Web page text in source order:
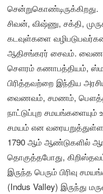
சென்றுகொண்டிருக்கிறது.
சிவன், விஷ்ணு, சக்தி,
கடவுள்களை
ஆதிசங்கரர் சைவம்.
சௌரம் கணாபத்தியம்,
பிரித்தவற்றை இந்திய
வைணவம், சமணம்,
நாட்டுப்புற
சமயம் என
1790 ஆம் ஆண்டுகளில்
தொகுத்தபோது,
இருந்த பெரும் பிரிவு
(Indus Valley) இருந்து